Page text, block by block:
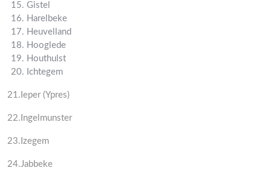
Gistel
Harelbeke
Heuvelland
Hooglede
Houthulst
Ichtegem
21.Ieper (Ypres)
22.Ingelmunster
23.Izegem
24.Jabbeke